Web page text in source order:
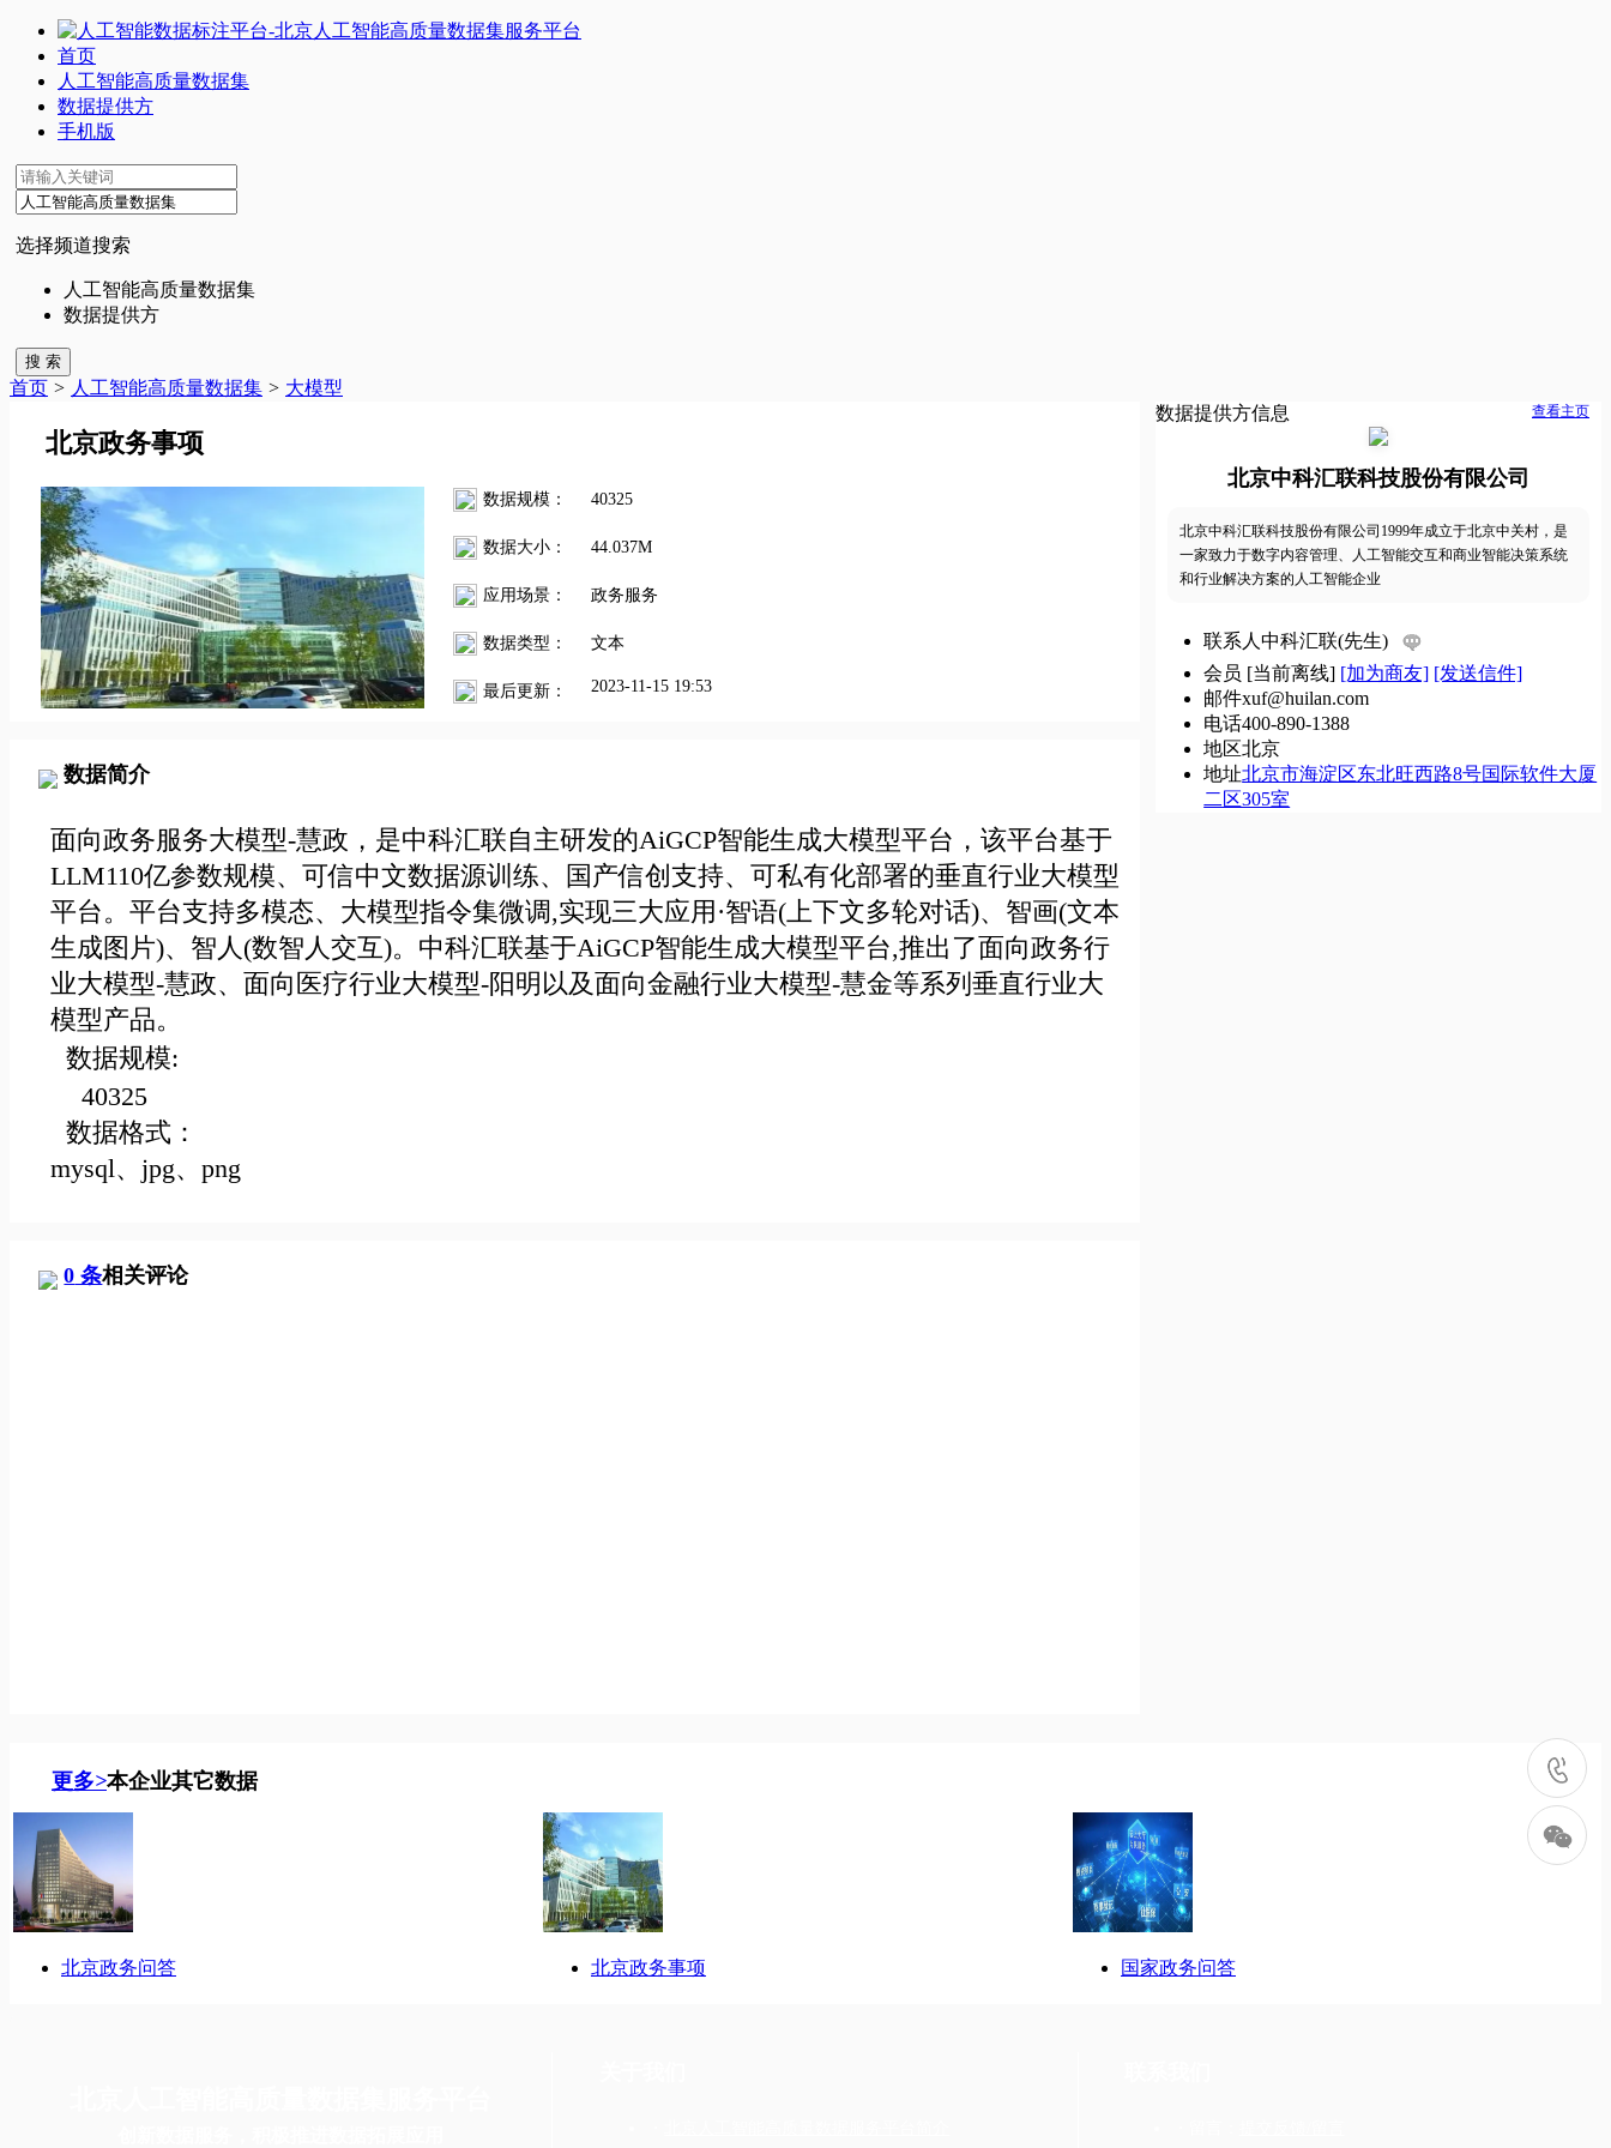
首页
人工智能高质量数据集
数据提供方
手机版
选择频道搜索
人工智能高质量数据集
数据提供方
首页 > 人工智能高质量数据集 > 大模型
北京政务事项
数据规模： 40325
数据大小： 44.037M
应用场景： 政务服务
数据类型： 文本
最后更新： 2023-11-15 19:53
数据简介
面向政务服务大模型-慧政，是中科汇联自主研发的AiGCP智能生成大模型平台，该平台基于
LLM110亿参数规模、可信中文数据源训练、国产信创支持、可私有化部署的垂直行业大模型
平台。平台支持多模态、大模型指令集微调,实现三大应用·智语(上下文多轮对话)、智画(文本
生成图片)、智人(数智人交互)。中科汇联基于AiGCP智能生成大模型平台,推出了面向政务行
业大模型-慧政、面向医疗行业大模型-阳明以及面向金融行业大模型-慧金等系列垂直行业大
模型产品。
数据规模:
40325
数据格式：
mysql、jpg、png
0 条相关评论
数据提供方信息 查看主页
北京中科汇联科技股份有限公司
北京中科汇联科技股份有限公司1999年成立于北京中关村，是
一家致力于数字内容管理、人工智能交互和商业智能决策系统
和行业解决方案的人工智能企业
联系人中科汇联(先生)
会员 [当前离线] [加为商友] [发送信件]
邮件xuf@huilan.com
电话400-890-1388
地区北京
地址北京市海淀区东北旺西路8号国际软件大厦
二区305室
更多>本企业其它数据
北京政务问答 北京政务事项 国家政务问答